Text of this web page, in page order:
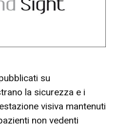
su
la sicurezza e i
visiva mantenuti
non vedenti